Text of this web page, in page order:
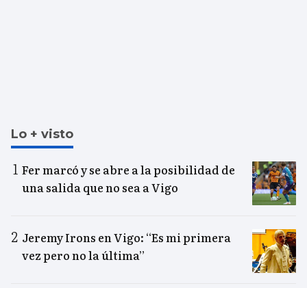
Lo + visto
Fer marcó y se abre a la posibilidad de
una salida que no sea a Vigo
Jeremy Irons en Vigo: “Es mi primera
vez pero no la última”